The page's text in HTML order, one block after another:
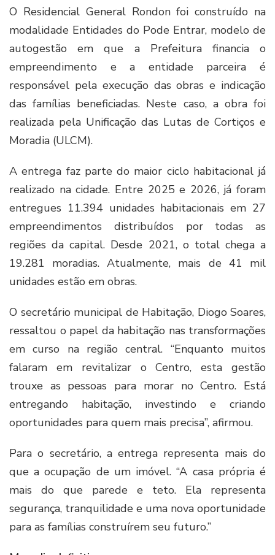
O Residencial General Rondon foi construído na
modalidade Entidades do Pode Entrar, modelo de
autogestão em que a Prefeitura financia o
empreendimento e a entidade parceira é
responsável pela execução das obras e indicação
das famílias beneficiadas. Neste caso, a obra foi
realizada pela Unificação das Lutas de Cortiços e
Moradia (ULCM).
A entrega faz parte do maior ciclo habitacional já
realizado na cidade. Entre 2025 e 2026, já foram
entregues 11.394 unidades habitacionais em 27
empreendimentos distribuídos por todas as
regiões da capital. Desde 2021, o total chega a
19.281 moradias. Atualmente, mais de 41 mil
unidades estão em obras.
O secretário municipal de Habitação, Diogo Soares,
ressaltou o papel da habitação nas transformações
em curso na região central. “Enquanto muitos
falaram em revitalizar o Centro, esta gestão
trouxe as pessoas para morar no Centro. Está
entregando habitação, investindo e criando
oportunidades para quem mais precisa”, afirmou.
Para o secretário, a entrega representa mais do
que a ocupação de um imóvel. “A casa própria é
mais do que parede e teto. Ela representa
segurança, tranquilidade e uma nova oportunidade
para as famílias construírem seu futuro.”